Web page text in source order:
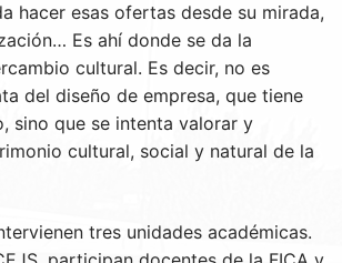
hacer esas ofertas desde su mirada,
Es ahí donde se da la
cultural. Es decir, no es
del diseño de empresa, que tiene
sino que se intenta valorar y
cultural, social y natural de la
tres unidades académicas.